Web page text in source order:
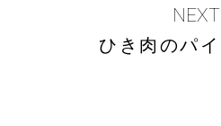
NEXT
ひき肉のパイ